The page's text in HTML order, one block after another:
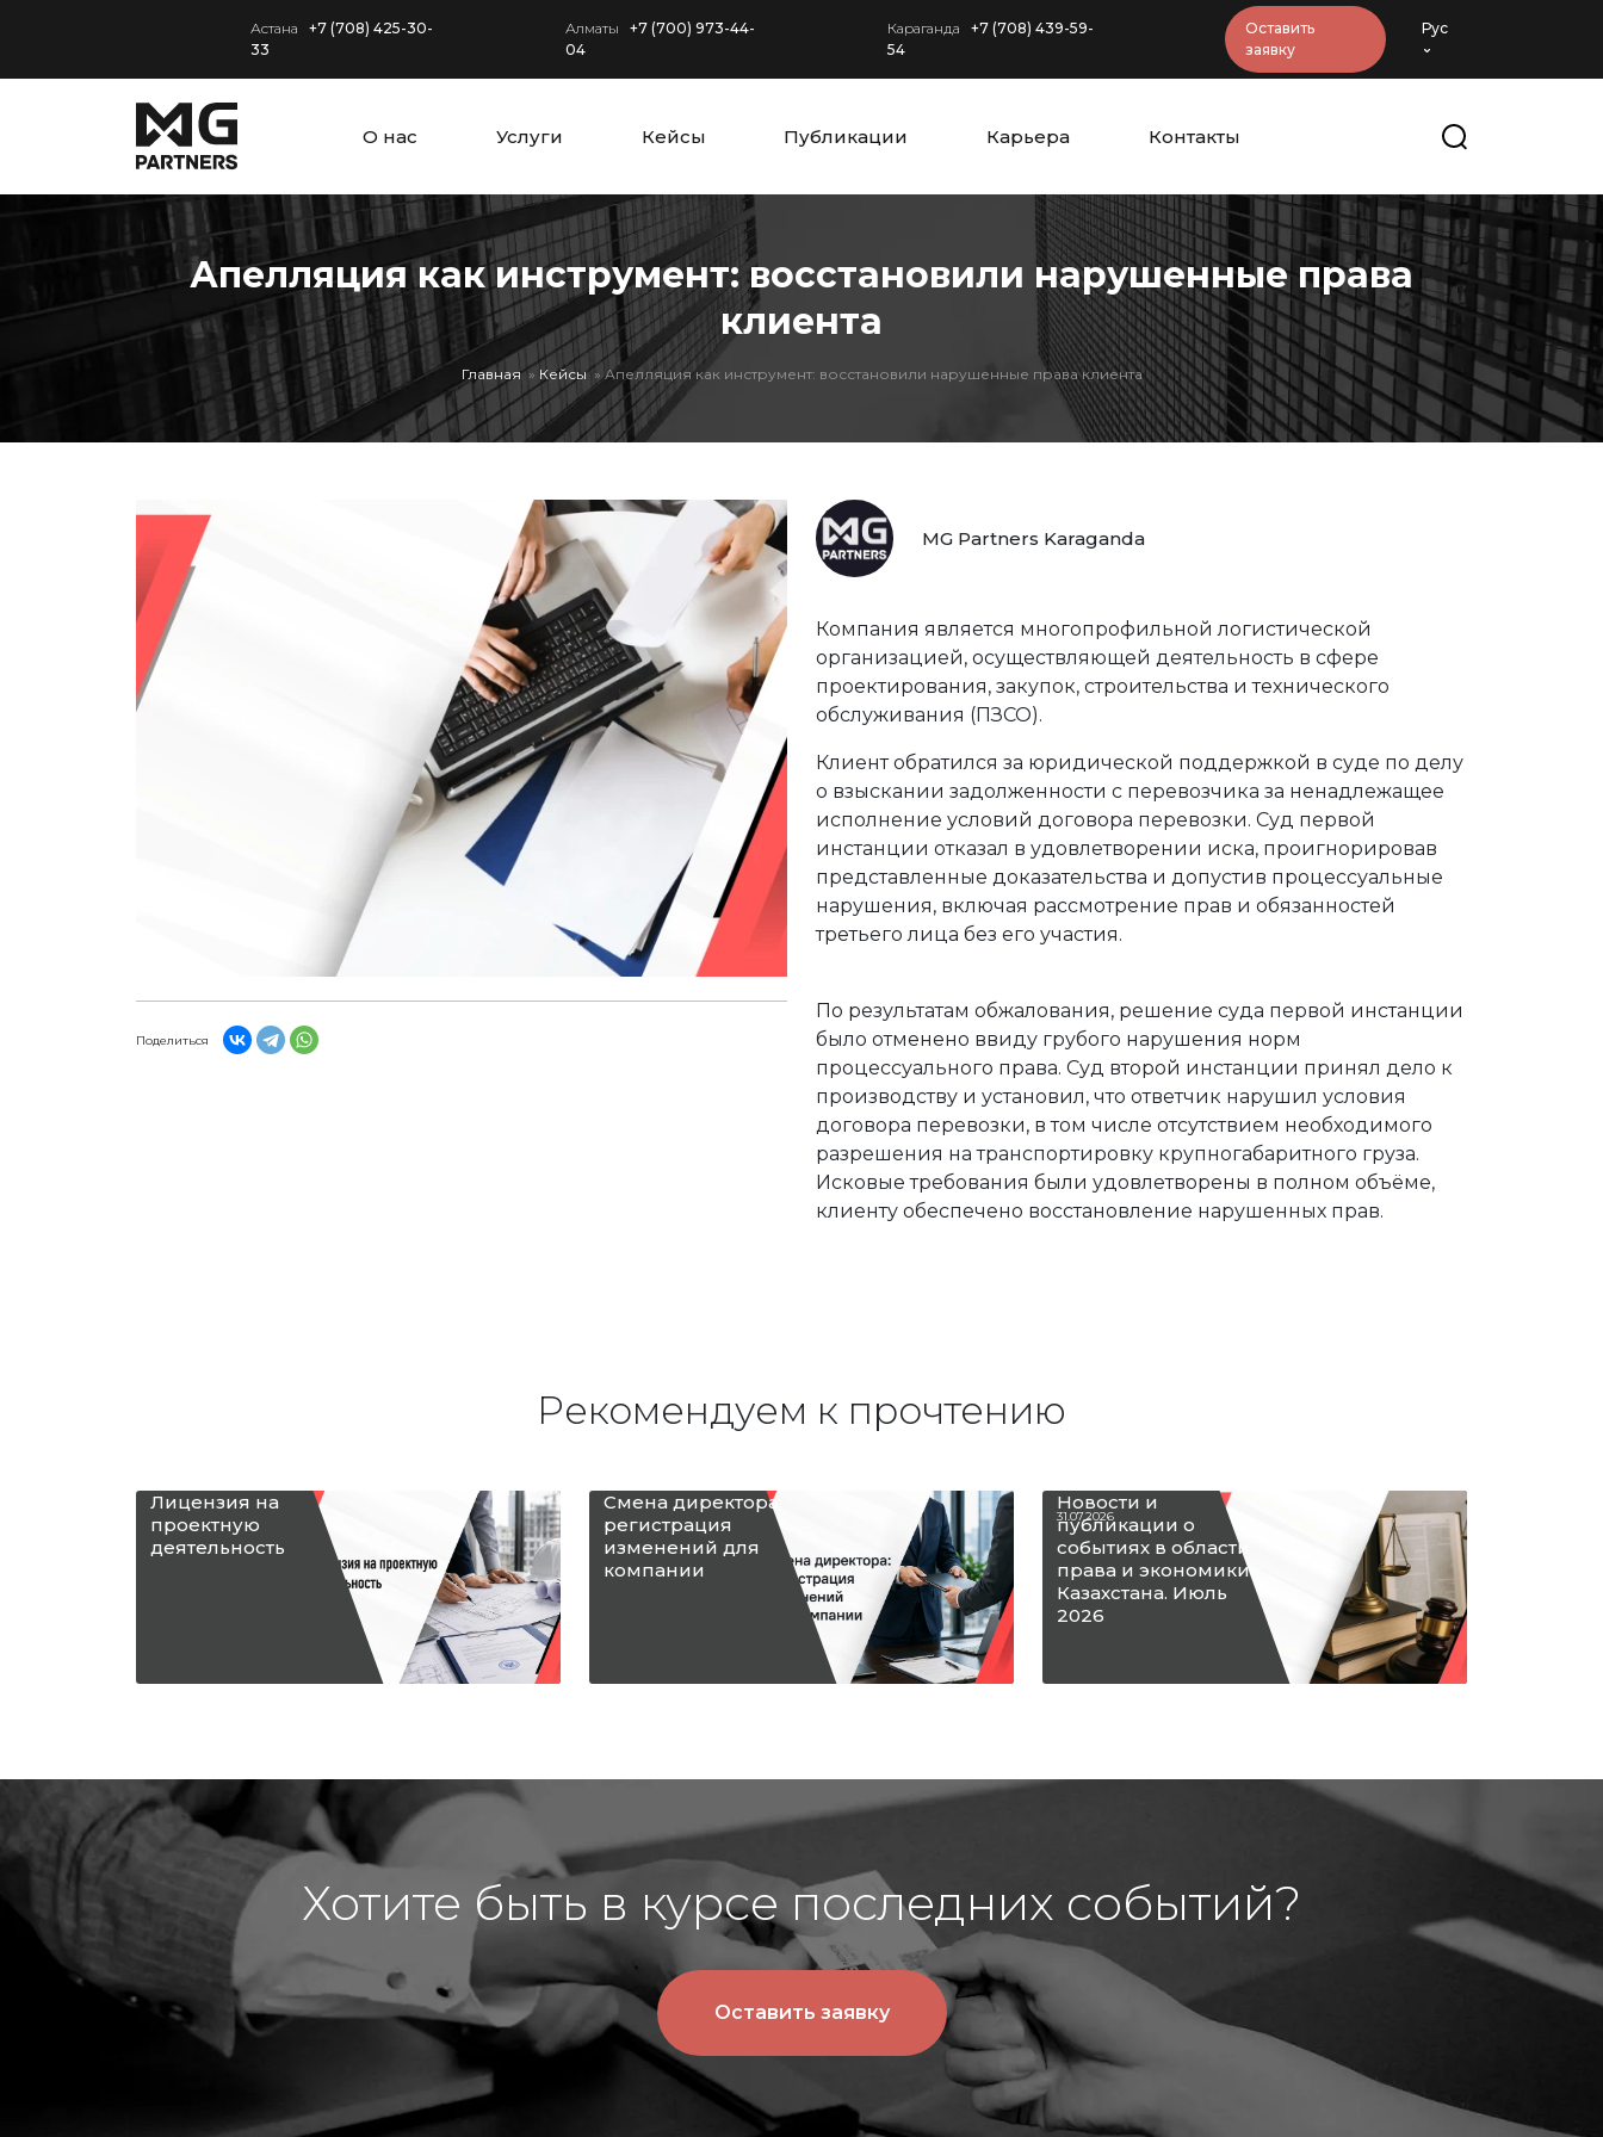
Астана
+7 (708) 425-30-
33
Алматы
+7 (700) 973-44-
04
Караганда
+7 (708) 439-59-
54
Оставить
заявку
Рус
О нас Услуги Кейсы Публикации Карьера Контакты
Апелляция как инструмент: восстановили нарушенные права
клиента
Главная Кейсы Апелляция как инструмент: восстановили нарушенные права клиента
Поделиться
MG Partners Karaganda
Компания является многопрофильной логистической
организацией, осуществляющей деятельность в сфере
проектирования, закупок, строительства и технического
обслуживания (ПЗСО).
Клиент обратился за юридической поддержкой в суде по делу
о взыскании задолженности с перевозчика за ненадлежащее
исполнение условий договора перевозки. Суд первой
инстанции отказал в удовлетворении иска, проигнорировав
представленные доказательства и допустив процессуальные
нарушения, включая рассмотрение прав и обязанностей
третьего лица без его участия.
По результатам обжалования, решение суда первой инстанции
было отменено ввиду грубого нарушения норм
процессуального права. Суд второй инстанции принял дело к
производству и установил, что ответчик нарушил условия
договора перевозки, в том числе отсутствием необходимого
разрешения на транспортировку крупногабаритного груза.
Исковые требования были удовлетворены в полном объёме,
клиенту обеспечено восстановление нарушенных прав.
Рекомендуем к прочтению
Лицензия на
проектную
деятельность
Смена директора:
регистрация
изменений для
компании
31.07.2026
Новости и
публикации о
событиях в области
права и экономики
Казахстана. Июль
2026
Хотите быть в курсе последних событий?
Оставить заявку